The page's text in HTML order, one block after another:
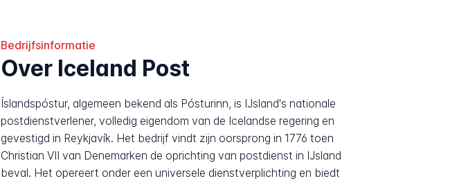
Bedrijfsinformatie
Over Iceland Post
Íslandspóstur, algemeen bekend als Pósturinn, is IJsland's nationale
postdienstverlener, volledig eigendom van de Icelandse regering en
gevestigd in Reykjavík. Het bedrijf vindt zijn oorsprong in 1776 toen
Christian VII van Denemarken de oprichting van postdienst in IJsland
beval. Het opereert onder een universele dienstverplichting en biedt